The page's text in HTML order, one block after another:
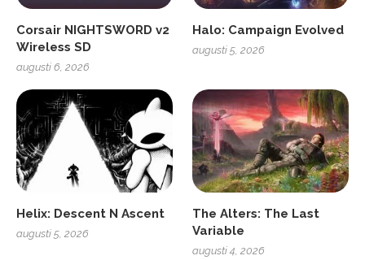
Corsair NIGHTSWORD v2
Wireless SD
augusti 6, 2026
Halo: Campaign Evolved
augusti 5, 2026
Helix: Descent N Ascent
augusti 5, 2026
The Alters: The Last
Variable
augusti 4, 2026